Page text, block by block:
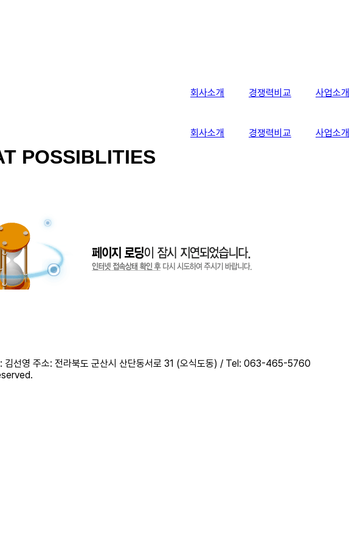
회사소개 경쟁력비교 사업소개
회사소개 경쟁력비교 사업소개
POSSIBLITIES
선영 주소: 전라북도 군산시 산단동서로 31 (오식도동) / Tel: 063-465-5760